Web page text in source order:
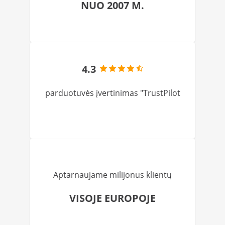
NUO 2007 M.
4.3
parduotuvės įvertinimas "TrustPilot
Aptarnaujame milijonus klientų
VISOJE EUROPOJE